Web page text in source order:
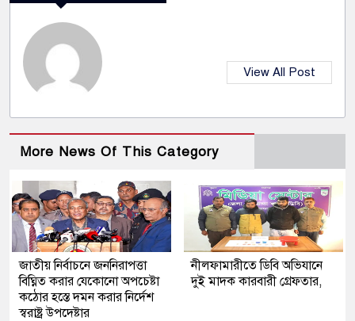
View All Post
More News Of This Category
জাতীয় নির্বাচনে জননিরাপত্তা
বিঘ্নিত করার যেকোনো অপচেষ্টা
কঠোর হস্তে দমন করার নির্দেশ
স্বরাষ্ট্র উপদেষ্টার
নীলফামারীতে ডিবি অভিযানে
দুই মাদক কারবারী গ্রেফতার,